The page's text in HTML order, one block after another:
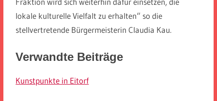
lokale kulturelle Vielfalt zu erhalten“ so die
stellvertretende Bürgermeisterin Claudia Kau.
Verwandte Beiträge
Kunstpunkte in Eitorf